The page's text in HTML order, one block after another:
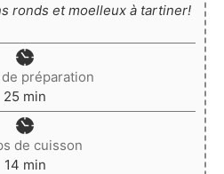
ronds et moelleux à tartiner!
préparation
25 minutes
min
de cuisson
14minutes
min